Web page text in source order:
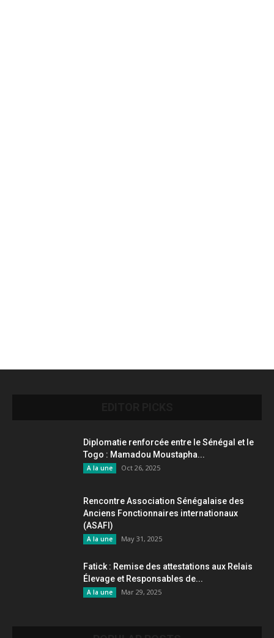
Diplomatie renforcée entre le Sénégal et le
Togo : Mamadou Moustapha...
A la une Oct 26, 2025
Rencontre Association Sénégalaise des
Anciens Fonctionnaires internationaux
(ASAFI)
A la une May 31, 2025
Fatick : Remise des attestations aux Relais
Élevage et Responsables de...
A la une Mar 29, 2025